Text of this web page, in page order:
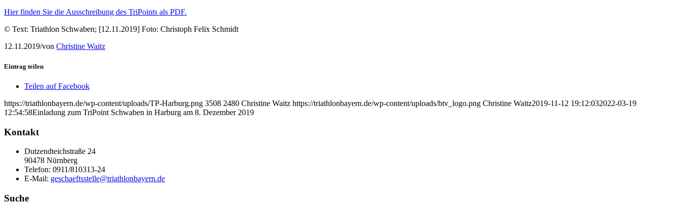
Hier finden Sie die Ausschreibung des TriPoints als PDF.
© Text: Triathlon Schwaben; [12.11.2019] Foto: Christoph Felix Schmidt
12.11.2019/von Christine Waitz
Eintrag teilen
Teilen auf Facebook
https://triathlonbayern.de/wp-content/uploads/TP-Harburg.png 3508 2480 Christine Waitz https://triathlonbayern.de/wp-content/uploads/btv_logo.png Christine Waitz2019-11-12 19:12:032022-03-19
12:54:58Einladung zum TriPoint Schwaben in Harburg am 8. Dezember 2019
Kontakt
Dutzendteichstraße 24
90478 Nürnberg
Telefon: 0911/810313-24
E-Mail: geschaeftsstelle@triathlonbayern.de
Suche